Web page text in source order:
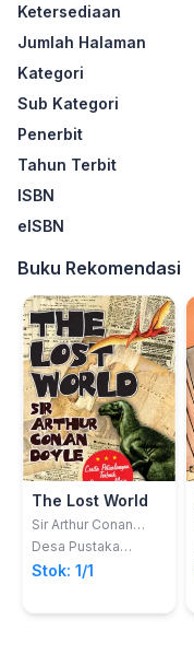
Ketersediaan
Jumlah Halaman
Kategori
Sub Kategori
Penerbit
Tahun Terbit
ISBN
eISBN
Buku Rekomendasi
The Lost World
Sir Arthur Conan
Doyle
Desa Pustaka
Indonesia
Stok: 1/1